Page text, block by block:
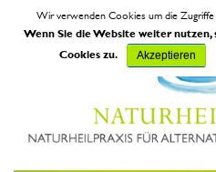
Wir verwenden Cookies um die Zugriffe
Wenn Sie die Website weiter
Cookies zu.
Akzeptieren